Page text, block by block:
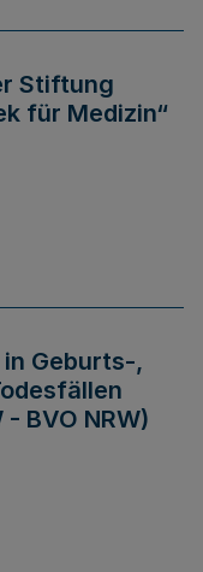
Stiftung
für Medizin“
Geburts-,
BVO NRW)